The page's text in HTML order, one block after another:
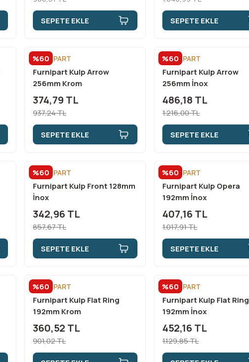
SEPETE EKLE SEPETE EKLE
%60
FURNİPART
Furnipart Kulp Arrow
256mm Krom
374,79 TL
937,24 TL
SEPETE EKLE
%60
FURNİPART
Furnipart Kulp Arrow
256mm İnox
486,18 TL
1.216,00 TL
SEPETE EKLE
%60
FURNİPART
Furnipart Kulp Front 128mm
İnox
342,96 TL
857,67 TL
SEPETE EKLE
%60
FURNİPART
Furnipart Kulp Opera
192mm İnox
407,16 TL
1.017,91 TL
SEPETE EKLE
%60
FURNİPART
Furnipart Kulp Flat Ring
192mm Krom
360,52 TL
901,02 TL
%60
FURNİPART
Furnipart Kulp Flat Ring
192mm İnox
452,16 TL
1.129,85 TL